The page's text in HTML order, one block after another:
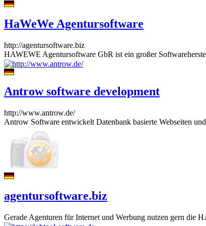
HaWeWe Agentursoftware
http://agentursoftware.biz
HAWEWE Agentursoftware GbR ist ein großer
Antrow software development
http://www.antrow.de/
Antrow Software entwickelt Datenbank basierte Webseiten
agentursoftware.biz
Gerade Agenturen für Internet und Werbung nutzen gern die